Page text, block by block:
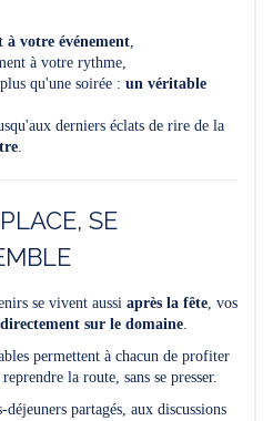
à votre événement,
à votre rythme,
qu'une soirée : un véritable
derniers éclats de rire de la
.
SE
se vivent aussi après la fête, vos
directement sur le domaine.
permettent à chacun de profiter
la route, sans se presser.
partagés, aux discussions